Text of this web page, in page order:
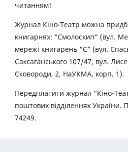
читанням!
Журнал Кіно-Театр можна
книгарнях: “Смолоскип” (вул.
мережі книгарень “Є” (вул.
Саксаганського 107/47, вул.
Сковороди, 2, НаУКМА, корп. 1).
Передплатити журнал “Кіно-
поштових відділеннях України.
74249.